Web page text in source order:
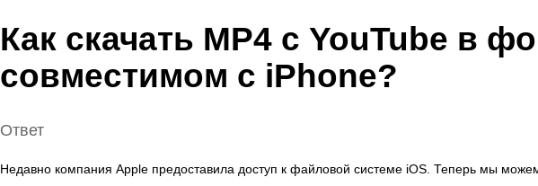
Как скачать MP4 с YouTube в
совместимом с iPhone?
Ответ
Недавно компания Apple предоставила доступ к файловой системе iOS. Теперь мы